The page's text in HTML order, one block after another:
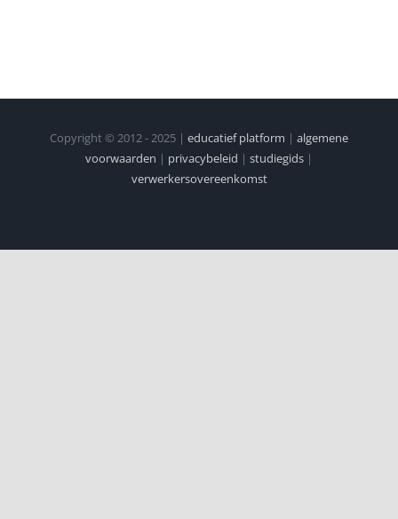
Copyright © 2012 - 2025 | educatief platform | algemene
voorwaarden | privacybeleid | studiegids |
verwerkersovereenkomst